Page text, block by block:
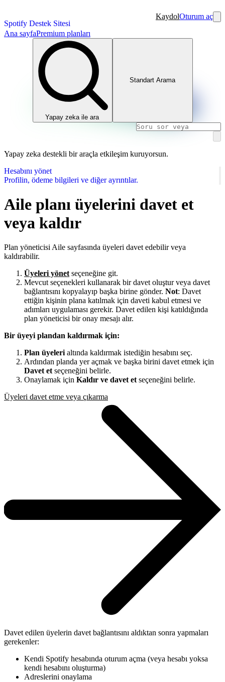
Spotify Destek Sitesi
KaydolOturum aç
Ana sayfaPremium planları
Yapay zeka ile ara
Standart Arama
Yapay zeka destekli bir araçla etkileşim kuruyorsun.
Hesabını yönet
Profilin, ödeme bilgileri ve diğer ayrıntılar.
Aile planı üyelerini davet et
veya kaldır
Plan yöneticisi Aile sayfasında üyeleri davet edebilir veya
kaldırabilir.
Üyeleri yönet seçeneğine git.
Mevcut seçenekleri kullanarak bir davet oluştur veya davet
bağlantısını kopyalayıp başka birine gönder. Not: Davet
ettiğin kişinin plana katılmak için daveti kabul etmesi ve
adımları uygulaması gerekir. Davet edilen kişi katıldığında
plan yöneticisi bir onay mesajı alır.
Bir üyeyi plandan kaldırmak için:
Plan üyeleri altında kaldırmak istediğin hesabını seç.
Ardından planda yer açmak ve başka birini davet etmek için
Davet et seçeneğini belirle.
Onaylamak için Kaldır ve davet et seçeneğini belirle.
Üyeleri davet etme veya çıkarma
Davet edilen üyelerin davet bağlantısını aldıktan sonra yapmaları
gerekenler:
Kendi Spotify hesabında oturum açma (veya hesabı yoksa
kendi hesabını oluşturma)
Adreslerini onaylama